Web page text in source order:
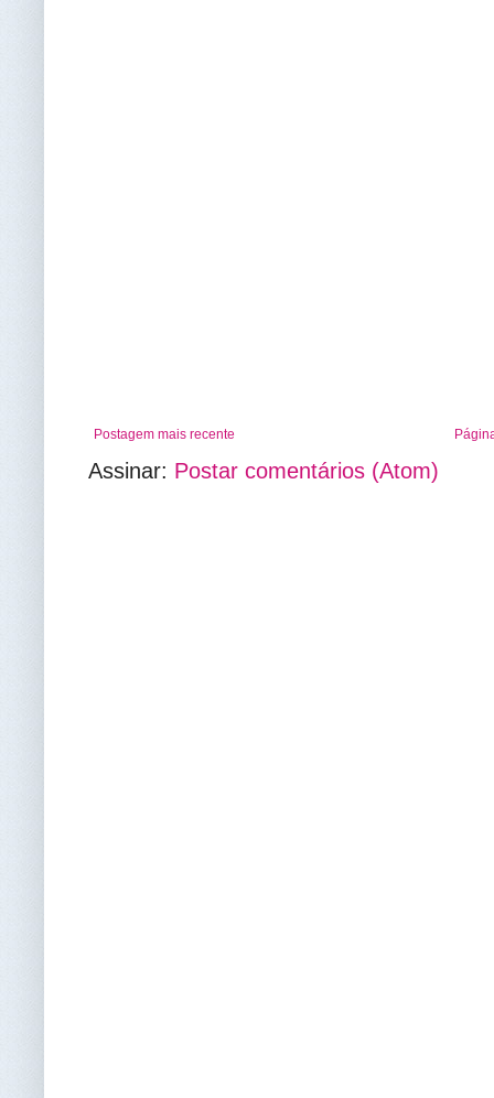
Postagem mais recente
Assinar: Postar comentários (Atom)